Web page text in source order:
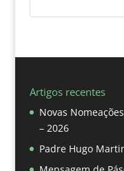
Artigos recentes
Novas
– 2026
Padre Hugo